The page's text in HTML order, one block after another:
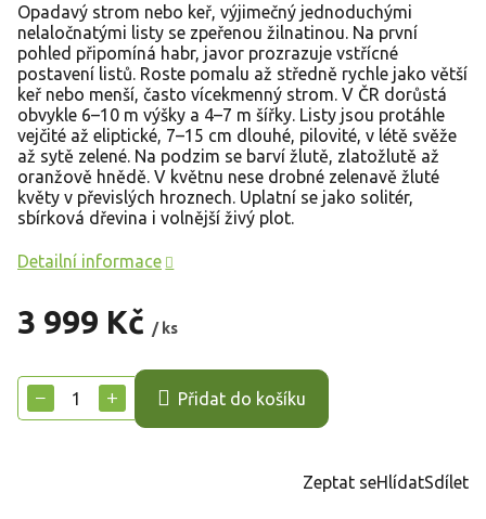
3 999 Kč / ks
cena:
+
− Přidat do košíku
Opadavý strom nebo keř, výjimečný jednoduchými
nelaločnatými listy se zpeřenou žilnatinou. Na první
pohled připomíná habr, javor prozrazuje vstřícné
postavení listů. Roste pomalu až středně rychle jako větší
keř nebo menší, často vícekmenný strom. V ČR dorůstá
obvykle 6–10 m výšky a 4–7 m šířky. Listy jsou protáhle
vejčité až eliptické, 7–15 cm dlouhé, pilovité, v létě svěže
až sytě zelené. Na podzim se barví žlutě, zlatožlutě až
oranžově hnědě. V květnu nese drobné zelenavě žluté
květy v převislých hroznech. Uplatní se jako solitér,
sbírková dřevina i volnější živý plot.
Detailní informace
Zeptat seHlídatSdílet